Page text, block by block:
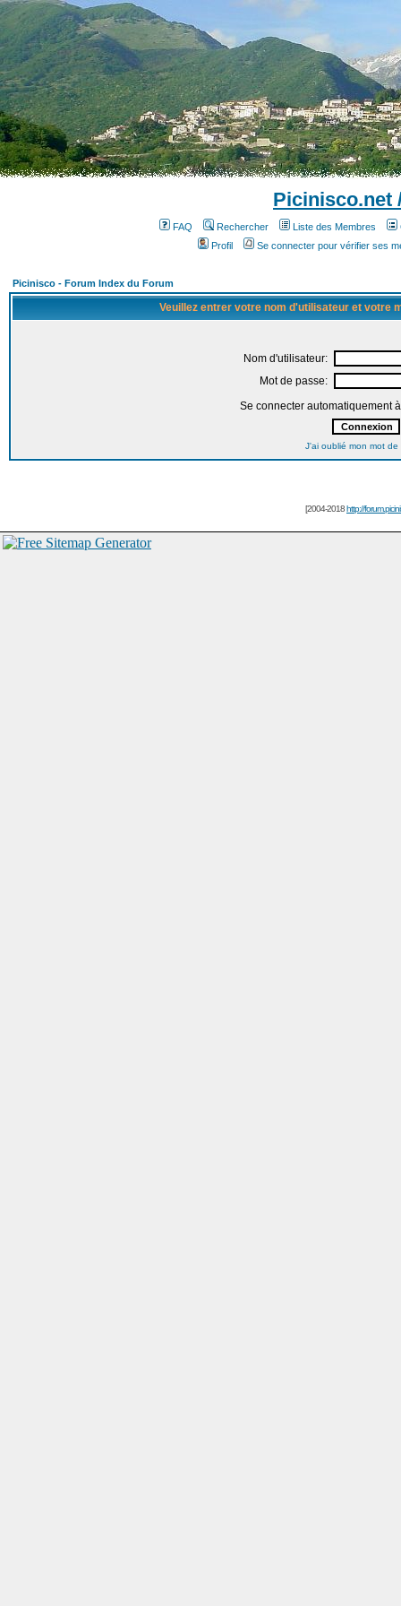
Picinisco.net
FAQ Rechercher Liste des Membres
Profil
Se connecter pour vérifier ses
Picinisco - Forum Index du Forum
Veuillez entrer votre nom d'utilisateur et votre
Nom d'utilisateur:
Mot de passe:
Se connecter automatiquement
J'ai oublié mon mot de
[2004-2018http://